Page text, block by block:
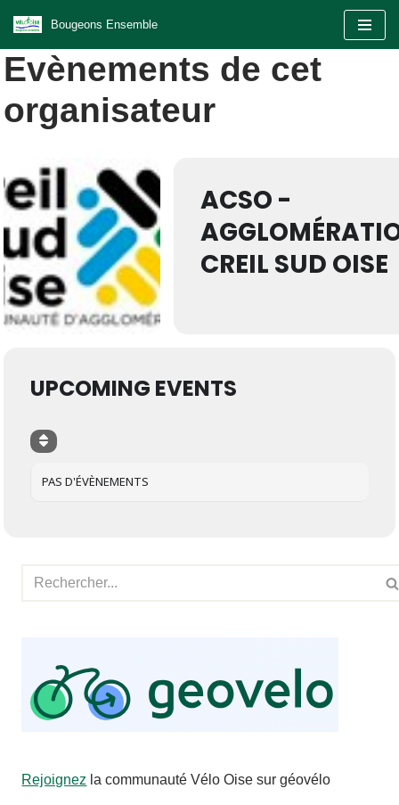
Aller
au
Bougeons Ensemble
Evènements de cet
organisateur
ACSO -
CREIL SUD OISE
UPCOMING EVENTS
PAS D'ÉVÈNEMENTS
Rejoignez la communauté Vélo Oise sur géovélo